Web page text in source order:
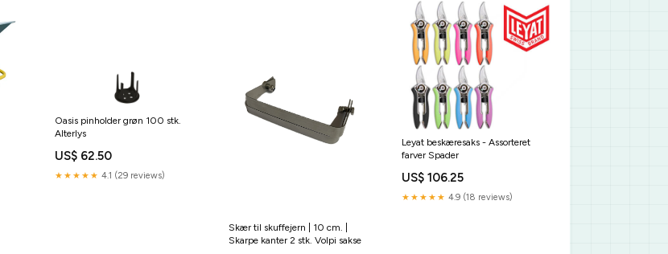
Oasis pinholder grøn 100 stk.
Alterlys
US$ 62.50
★★★★★ 4.1 (29 reviews)
Skær til skuffejern | 10 cm. |
Skarpe kanter 2 stk. Volpi sakse
Leyat beskæresaks - Assorteret
farver Spader
US$ 106.25
★★★★★ 4.9 (18 reviews)